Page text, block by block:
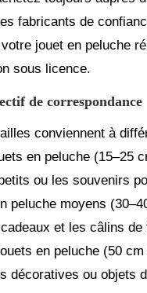
fabricants de
jouet en peluche
sous licence.
de correspondance
conviennent à
en peluche (15–25
ou les souvenirs
peluche moyens
et les câlins
en peluche (50
décoratives ou objets